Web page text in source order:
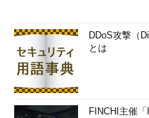
DDoS攻撃（
とは
FINCHI主催